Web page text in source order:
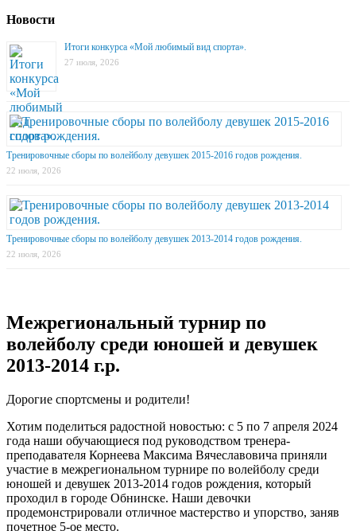
Новости
Итоги конкурса «Мой любимый вид спорта».
27 июля, 2026
Тренировочные сборы по волейболу девушек 2015-2016 годов рождения.
22 июля, 2026
Тренировочные сборы по волейболу девушек 2013-2014 годов рождения.
22 июля, 2026
Межрегиональный турнир по
волейболу среди юношей и девушек
2013-2014 г.р.
Дорогие спортсмены и родители!
Хотим поделиться радостной новостью: с 5 по 7 апреля 2024
года наши обучающиеся под руководством тренера-
преподавателя Корнеева Максима Вячеславовича приняли
участие в межрегиональном турнире по волейболу среди
юношей и девушек 2013-2014 годов рождения, который
проходил в городе Обнинске. Наши девочки
продемонстрировали отличное мастерство и упорство, заняв
почетное 5-ое место.